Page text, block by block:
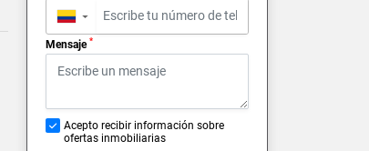
▼
Mensaje *
Acepto recibir información sobre
ofertas inmobiliarias